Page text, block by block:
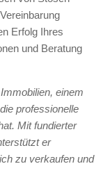
Erfolg Ihres
und Beratung
einem
professionelle
Mit fundierter
er
zu verkaufen und